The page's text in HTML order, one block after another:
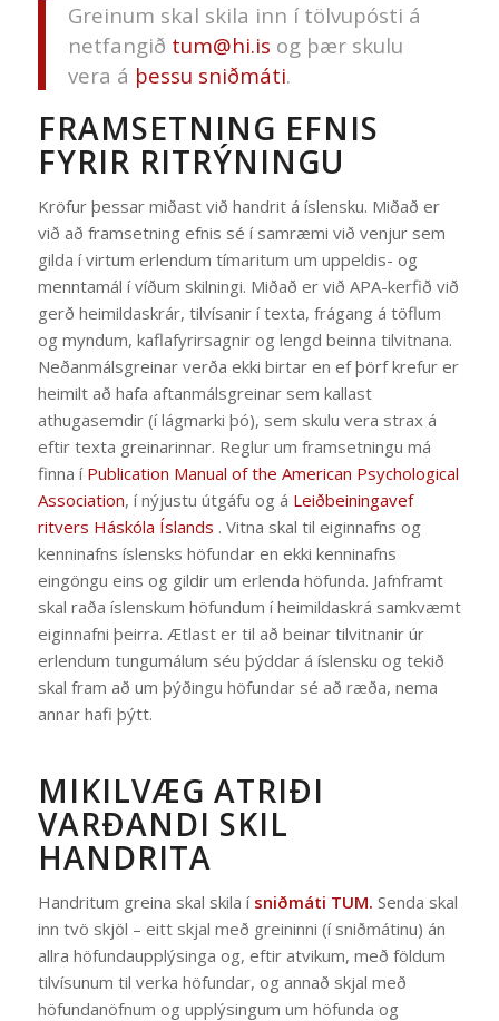
Greinum skal skila inn í tölvupósti á
netfangið tum@hi.is og þær skulu
vera á þessu sniðmáti.
FRAMSETNING EFNIS
FYRIR RITRÝNINGU
Kröfur þessar miðast við handrit á íslensku. Miðað er
við að framsetning efnis sé í samræmi við venjur sem
gilda í virtum erlendum tímaritum um uppeldis- og
menntamál í víðum skilningi. Miðað er við APA-kerfið við
gerð heimildaskrár, tilvísanir í texta, frágang á töflum
og myndum, kaflafyrirsagnir og lengd beinna tilvitnana.
Neðanmálsgreinar verða ekki birtar en ef þörf krefur er
heimilt að hafa aftanmálsgreinar sem kallast
athugasemdir (í lágmarki þó), sem skulu vera strax á
eftir texta greinarinnar. Reglur um framsetningu má
finna í Publication Manual of the American Psychological
Association, í nýjustu útgáfu og á Leiðbeiningavef
ritvers Háskóla Íslands . Vitna skal til eiginnafns og
kenninafns íslensks höfundar en ekki kenninafns
eingöngu eins og gildir um erlenda höfunda. Jafnframt
skal raða íslenskum höfundum í heimildaskrá samkvæmt
eiginnafni þeirra. Ætlast er til að beinar tilvitnanir úr
erlendum tungumálum séu þýddar á íslensku og tekið
skal fram að um þýðingu höfundar sé að ræða, nema
annar hafi þýtt.
MIKILVÆG ATRIÐI
VARÐANDI SKIL
HANDRITA
Handritum greina skal skila í sniðmáti TUM. Senda skal
inn tvö skjöl – eitt skjal með greininni (í sniðmátinu) án
allra höfundaupplýsinga og, eftir atvikum, með földum
tilvísunum til verka höfundar, og annað skjal með
höfundanöfnum og upplýsingum um höfunda og